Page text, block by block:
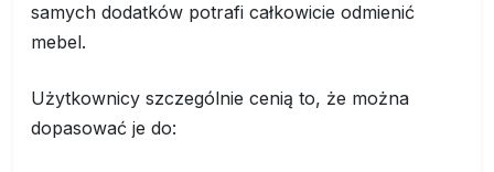
samych dodatków potrafi całkowicie odmienić
mebel.
Użytkownicy szczególnie cenią to, że można
dopasować je do: